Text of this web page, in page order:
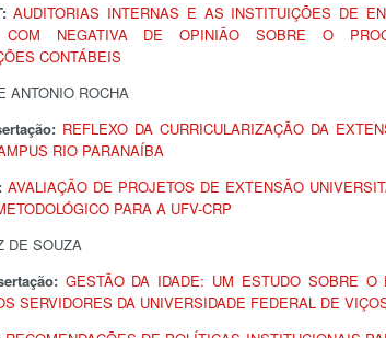
AUDITORIAS INTERNAS E AS INSTITUIÇÕES DE
COM NEGATIVA DE OPINIÃO SOBRE O
CONTÁBEIS
ANTONIO ROCHA
REFLEXO DA CURRICULARIZAÇÃO DA
RIO PARANAÍBA
AVALIAÇÃO DE PROJETOS DE EXTENSÃO
PARA A UFV-CRP
DE SOUZA
GESTÃO DA IDADE: UM ESTUDO SOBRE O
SERVIDORES DA UNIVERSIDADE FEDERAL DE